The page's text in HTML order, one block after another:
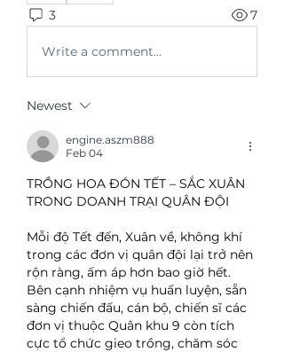
3 7
Write a comment...
Newest
engine.aszm888
Feb 04
TRỒNG HOA ĐÓN TẾT – SẮC XUÂN
TRONG DOANH TRẠI QUÂN ĐỘI
Mỗi độ Tết đến, Xuân về, không khí
trong các đơn vị quân đội lại trở nên
rộn ràng, ấm áp hơn bao giờ hết.
Bên cạnh nhiệm vụ huấn luyện, sẵn
sàng chiến đấu, cán bộ, chiến sĩ các
đơn vị thuộc Quân khu 9 còn tích
cực tổ chức gieo trồng, chăm sóc